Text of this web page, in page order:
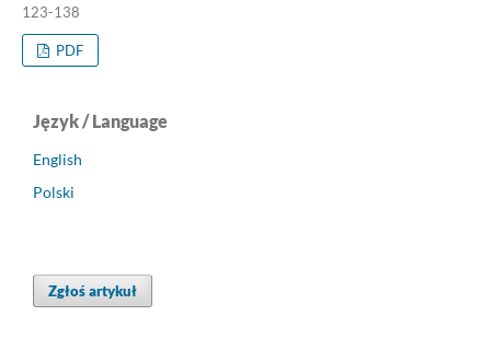
123-138
PDF
Język / Language
English
Polski
Zgłoś artykuł